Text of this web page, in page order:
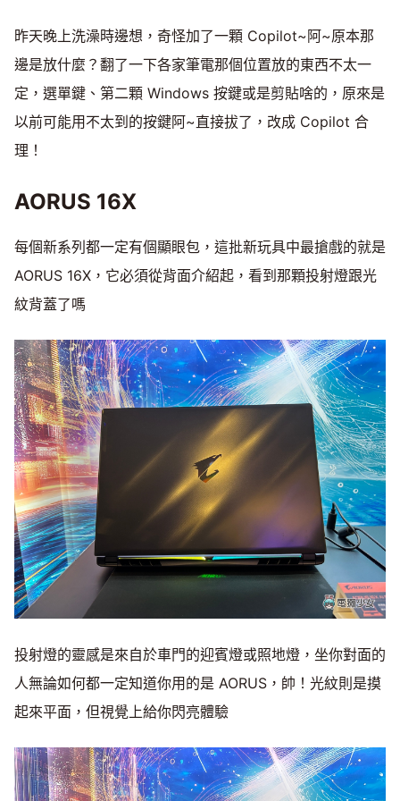
昨天晚上洗澡時邊想，奇怪加了一顆 Copilot~阿~原本那
邊是放什麼？翻了一下各家筆電那個位置放的東西不太一
定，選單鍵、第二顆 Windows 按鍵或是剪貼啥的，原來是
以前可能用不太到的按鍵阿~直接拔了，改成 Copilot 合
理！
AORUS 16X
每個新系列都一定有個顯眼包，這批新玩具中最搶戲的就是
AORUS 16X，它必須從背面介紹起，看到那顆投射燈跟光
紋背蓋了嗎
投射燈的靈感是來自於車門的迎賓燈或照地燈，坐你對面的
人無論如何都一定知道你用的是 AORUS，帥！光紋則是摸
起來平面，但視覺上給你閃亮體驗